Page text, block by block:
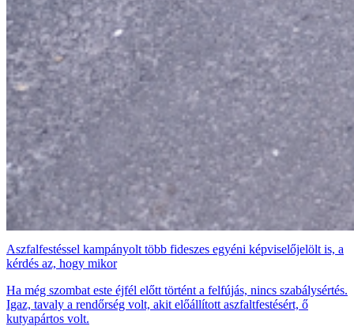
Aszfalfestéssel kampányolt több fideszes egyéni képviselőjelölt is, a
kérdés az, hogy mikor
Ha még szombat este éjfél előtt történt a felfújás, nincs szabálysértés.
Igaz, tavaly a rendőrség volt, akit előállított aszfaltfestésért, ő
kutyapártos volt.